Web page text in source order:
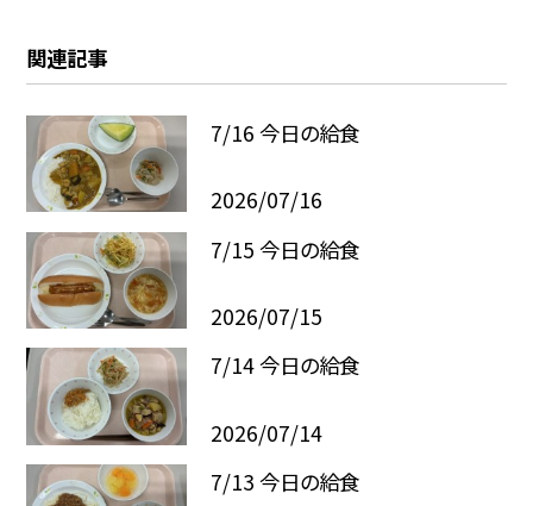
関連記事
7/16 今日の給食
2026/07/16
7/15 今日の給食
2026/07/15
7/14 今日の給食
2026/07/14
7/13 今日の給食